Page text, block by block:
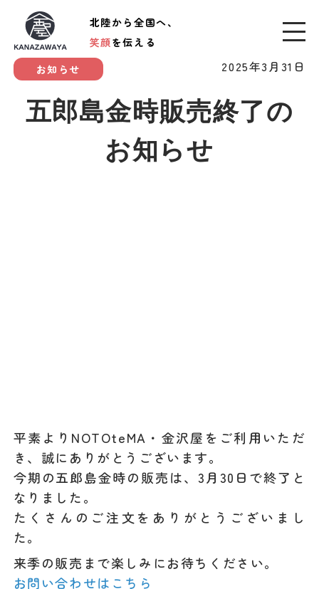
北陸から全国へ、
笑顔を伝える
お知らせ
2025年3月31日
五郎島金時販売終了の
お知らせ
平素よりNOTOteMA・金沢屋をご利用いただ
き、誠にありがとうございます。
今期の五郎島金時の販売は、3月30日で終了と
なりました。
たくさんのご注文をありがとうございまし
た。
来季の販売まで楽しみにお待ちください。
お問い合わせはこちら